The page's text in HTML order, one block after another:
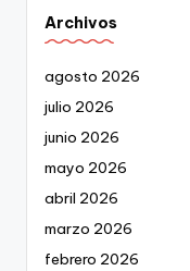
Archivos
agosto 2026
julio 2026
junio 2026
mayo 2026
abril 2026
marzo 2026
febrero 2026